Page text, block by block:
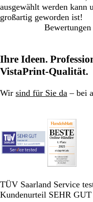
ausgewählt werden kann
großartig geworden ist!
Ihre Ideen.
VistaPrint-Qualität.
Wir sind für Sie da – bei
TÜV Saarland Service
Kundenurteil SEHR GUT